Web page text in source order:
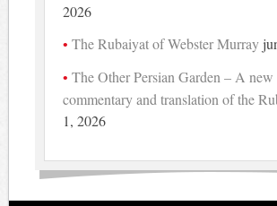
2026
The Rubaiyat of Webster Murray
The Other Persian Garden – A new
commentary and translation of the
1, 2026